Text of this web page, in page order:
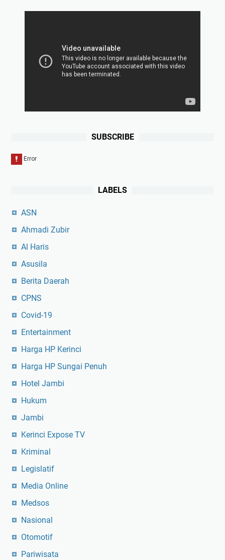
SUBSCRIBE
LABELS
ASN
Ahmadi Zubir
Al Haris
Asusila
Berita Daerah
CPNS
Covid-19
Entertainment
Harga HP Kerinci
Harga HP Sungai Penuh
Hotel Jambi
Hukum
Jambi
Kerinci Expose TV
Kriminal
Legislatif
Media Online
Medsos
Nasional
Otomotif
Pariwisata